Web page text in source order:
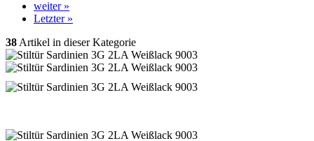
weiter »
Letzter »
38 Artikel in dieser Kategorie